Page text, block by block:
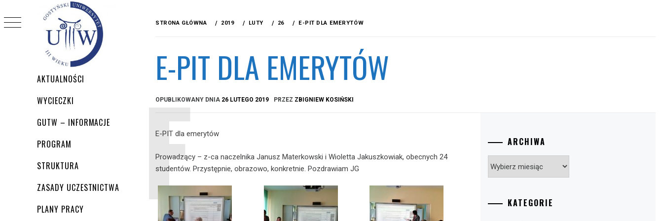
główne
AKTUALNOŚCI
WYCIECZKI
GUTW – INFORMACJE
PROGRAM
STRUKTURA
ZASADY UCZESTNICTWA
PLANY PRACY
do
treści
STRONA GŁÓWNA 2019 LUTY 26 E-PIT DLA EMERYTÓW
E-PIT DLA EMERYTÓW
OPUBLIKOWANY DNIA 26 LUTEGO 2019 PRZEZ ZBIGNIEW KOSIŃSKI
E-PIT dla emerytów
Prowadzący – z-ca naczelnika Janusz Materkowski i Wioletta Jakuszkowiak, obecnych 24
studentów. Przystępnie, obrazowo, konkretnie. Pozdrawiam JG
ARCHIWA
KATEGORIE